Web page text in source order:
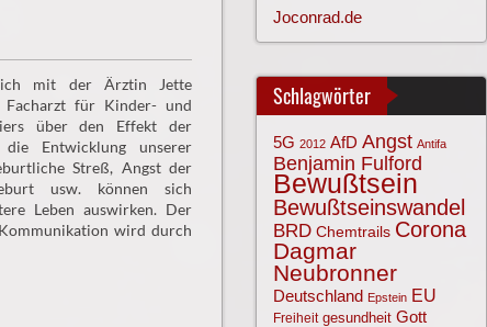
mit der Ärztin Jette
Facharzt für Kinder- und
über den Effekt der
die Entwicklung unserer
Streß, Angst der
usw. können sich
Leben auswirken. Der
wird durch
Joconrad.de
Schlagwörter
5G 2012 AfD Angst Antifa
Benjamin Fulford
Bewußtsein
Bewußtseinswandel
BRD Chemtrails Corona
Dagmar
Neubronner
Deutschland Epstein EU
Freiheit gesundheit Gott